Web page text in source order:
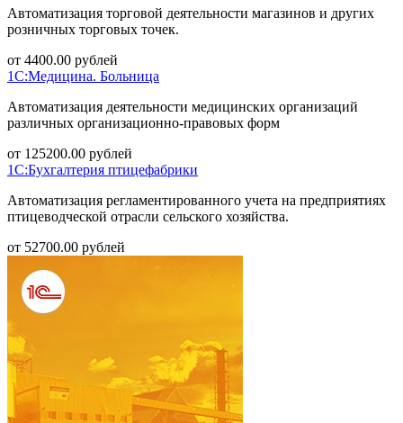
Автоматизация торговой деятельности магазинов и других
розничных торговых точек.
от 4400.00 рублей
1С:Медицина. Больница
Автоматизация деятельности медицинских организаций
различных организационно-правовых форм
от 125200.00 рублей
1С:Бухгалтерия птицефабрики
Автоматизация регламентированного учета на предприятиях
птицеводческой отрасли сельского хозяйства.
от 52700.00 рублей